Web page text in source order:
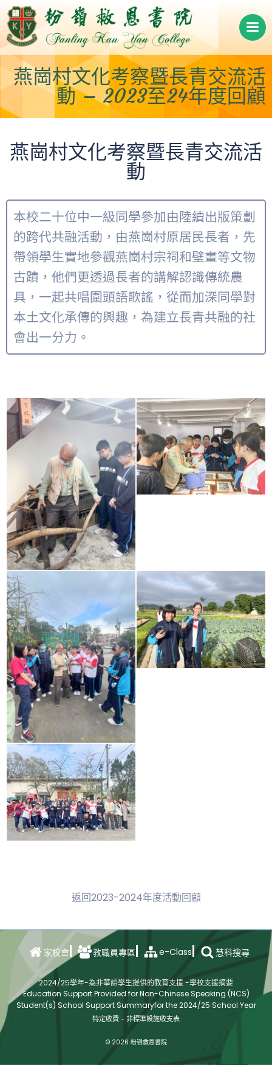
Skip
to
content
燕崗村文化考察暨長青交流活
動 – 2023至24年度回顧
燕崗村文化考察暨長青交流活
動
本校二十位中一級同學參加由陸續出版策劃
的跨代共融活動，由燕崗村原居民長者，先
帶領學生實地參觀燕崗村宗祠和壁畫等文物
古蹟，他們更透過長者的講解認識傳統農
具，一起共唱圍頭語歌謠，從而加深同學對
本土文化承傳的興趣，為建立長青共融的社
會出一分力。
返回2023-2024年度活動回顧
家校會 教職員專區 e-Class 慧科搜尋
2024/25學年-為非華語學生提供的教育支援 -學校支援摘要
Education Support Provided for Non-Chinese Speaking (NCS)
Student(s) School Support Summaryfor the 2024/25 School Year
特定收費 - 非標準設施收支表
© 2026 粉嶺救恩書院